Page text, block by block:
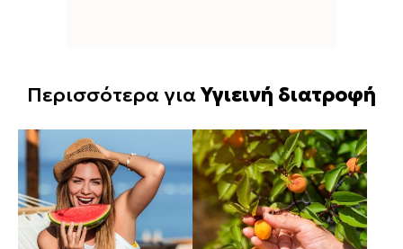
Περισσότερα γιαΥγιεινή διατροφή